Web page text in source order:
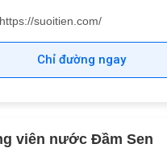
suoitien.com/
Chỉ đường ngay
viên nước Đầm Sen